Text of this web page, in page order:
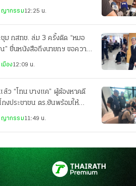
ญากรรม12:25 น.
ชุม กสทช. ล่ม 3 ครั้งติด “หมอ
” ยื่นหนังสือถึงนายกฯ ขอความ
รรม
มือง12:09 น.
ล้ว “โทน บางแค” ผู้ต้องหาคดี
กงประชาชน ตร.ยันพร้อมให้
ญากรรม11:49 น.